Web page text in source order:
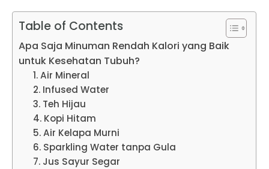
Table of Contents
Apa Saja Minuman Rendah Kalori yang Baik
untuk Kesehatan Tubuh?
1. Air Mineral
2. Infused Water
3. Teh Hijau
4. Kopi Hitam
5. Air Kelapa Murni
6. Sparkling Water tanpa Gula
7. Jus Sayur Segar